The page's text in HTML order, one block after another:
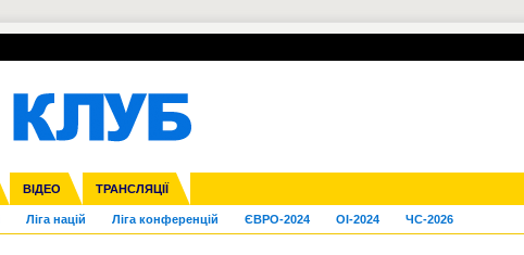
ВІДЕО ТРАНСЛЯЦІЇ
ліга Кубок України Молодіжка
Ліга націй Ліга конференцій ЄВРО-2024 OI-2024 ЧС-2026
Франція ІншіЧЄ-2015 (U-21)
УПЛ-ПЕРЕХОДИ